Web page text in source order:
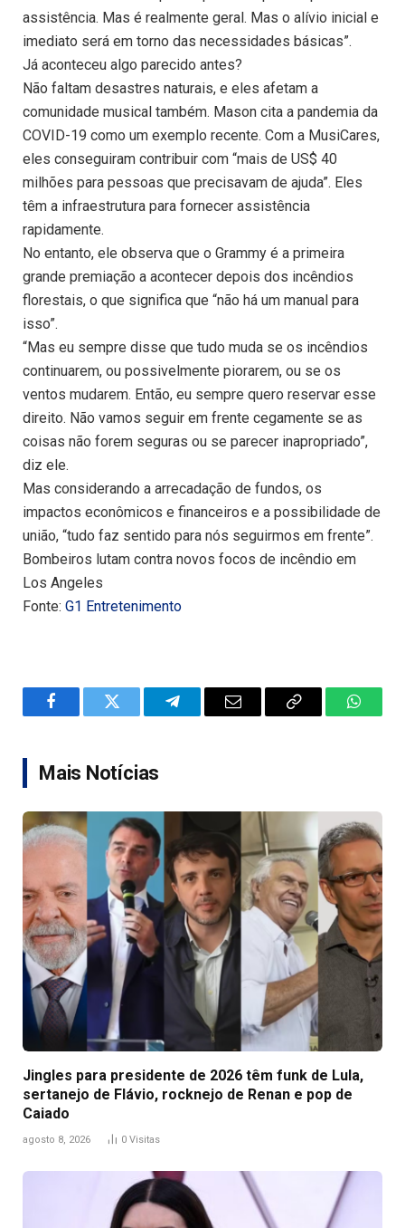
assistência. Mas é realmente geral. Mas o alívio inicial e
imediato será em torno das necessidades básicas”.
Já aconteceu algo parecido antes?
Não faltam desastres naturais, e eles afetam a
comunidade musical também. Mason cita a pandemia da
COVID-19 como um exemplo recente. Com a MusiCares,
eles conseguiram contribuir com “mais de US$ 40
milhões para pessoas que precisavam de ajuda”. Eles
têm a infraestrutura para fornecer assistência
rapidamente.
No entanto, ele observa que o Grammy é a primeira
grande premiação a acontecer depois dos incêndios
florestais, o que significa que “não há um manual para
isso”.
“Mas eu sempre disse que tudo muda se os incêndios
continuarem, ou possivelmente piorarem, ou se os
ventos mudarem. Então, eu sempre quero reservar esse
direito. Não vamos seguir em frente cegamente se as
coisas não forem seguras ou se parecer inapropriado”,
diz ele.
Mas considerando a arrecadação de fundos, os
impactos econômicos e financeiros e a possibilidade de
união, “tudo faz sentido para nós seguirmos em frente”.
Bombeiros lutam contra novos focos de incêndio em
Los Angeles
Fonte: G1 Entretenimento
FacebookTwitter TelegramEmail
Copy
Mais Notícias
Jingles para presidente de 2026 têm funk de Lula,
sertanejo de Flávio, rocknejo de Renan e pop de
Caiado
agosto 8, 2026 0 Visitas